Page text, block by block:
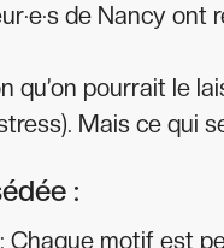
de Nancy
qu’on pourrait le
Mais ce qui
:
: Chaque motif est